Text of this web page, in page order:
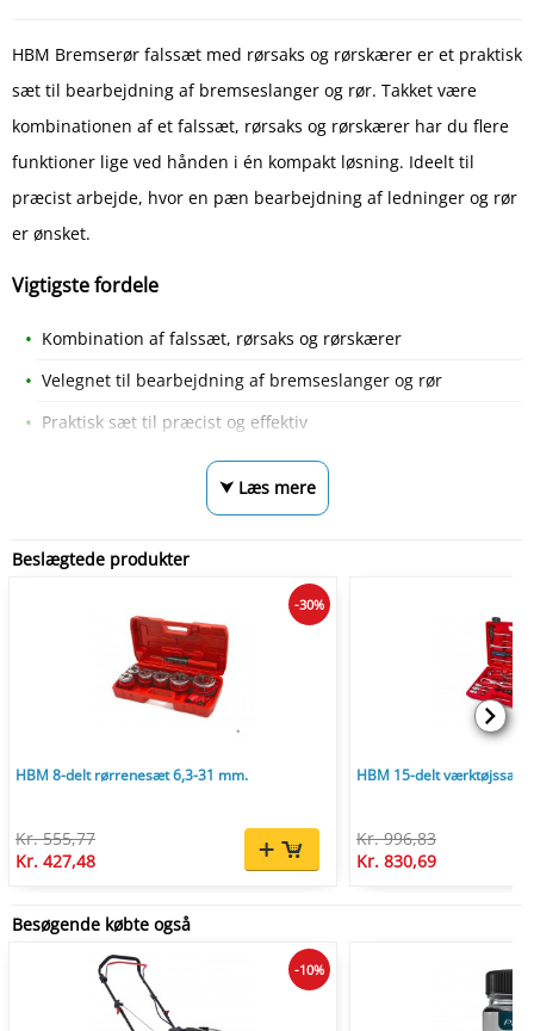
HBM Bremserør falssæt med rørsaks og rørskærer er et praktisk
sæt til bearbejdning af bremseslanger og rør. Takket være
kombinationen af et falssæt, rørsaks og rørskærer har du flere
funktioner lige ved hånden i én kompakt løsning. Ideelt til
præcist arbejde, hvor en pæn bearbejdning af ledninger og rør
er ønsket.
Vigtigste fordele
Kombination af falssæt, rørsaks og rørskærer
Velegnet til bearbejdning af bremseslanger og rør
Praktisk sæt til præcist og effektiv
⮟ Læs mere
Beslægtede produkter
HBM 8-delt rørrenesæt 6,3-31 mm.
Kr. 555,77
Kr. 427,48
-30%
HBM 15-delt værktøjssæt
Kr. 996,83
Kr. 830,69
Besøgende købte også
-10%